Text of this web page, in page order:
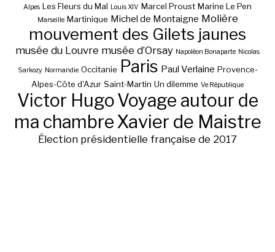
Alpes Les Fleurs du Mal Louis XIV Marcel Proust Marine Le Pen
Marseille Martinique Michel de Montaigne Molière
mouvement des Gilets jaunes
musée du Louvre musée d’Orsay Napoléon Bonaparte Nicolas
Sarkozy Normandie Occitanie Paris Paul Verlaine Provence-
Alpes-Côte d'Azur Saint-Martin Un dilemme Ve République
Victor HugoVoyage autour de
ma chambre Xavier de Maistre
Élection présidentielle française de 2017